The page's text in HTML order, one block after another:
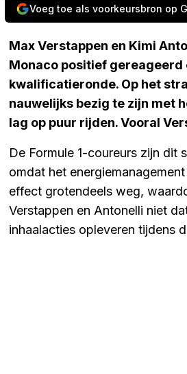
Voeg toe als voorkeursbron op
Max Verstappen en Kimi
Monaco positief gereageerd
kwalificatieronde. Op het
nauwelijks bezig te zijn met
lag op puur rijden. Vooral
De Formule 1-coureurs zijn dit
omdat het
effect grotendeels weg,
Verstappen en Antonelli niet
inhaalacties opleveren tijdens